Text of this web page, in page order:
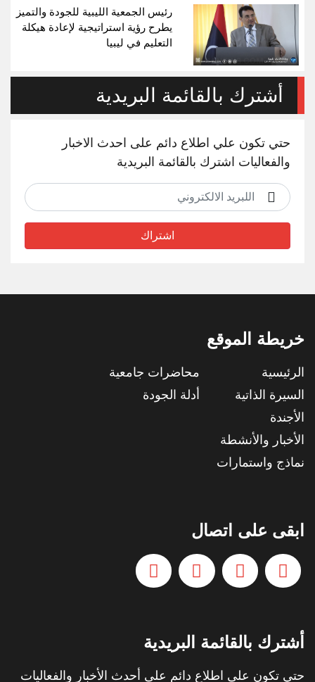
رئيس الجمعية الليبية للجودة والتميز
يطرح رؤية استراتيجية لإعادة هيكلة
التعليم في ليبيا
أشترك بالقائمة البريدية
حتي تكون علي اطلاع دائم على احدث الاخبار
والفعاليات اشترك بالقائمة البريدية
اشتراك
خريطة الموقع
الرئيسية
السيرة الذاتية
الأجندة
الأخبار والأنشطة
نماذج واستمارات
محاضرات جامعية
أدلة الجودة
ابقى على اتصال
أشترك بالقائمة البريدية
حتي تكون على اطلاع دائم على أحدث الأخبار والفعاليات